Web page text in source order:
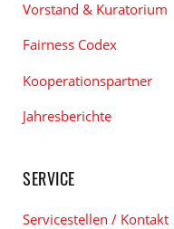
Vorstand & Kuratorium
Fairness Codex
Kooperationspartner
Jahresberichte
SERVICE
Servicestellen / Kontakt